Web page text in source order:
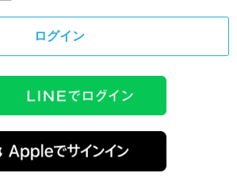
ログイン